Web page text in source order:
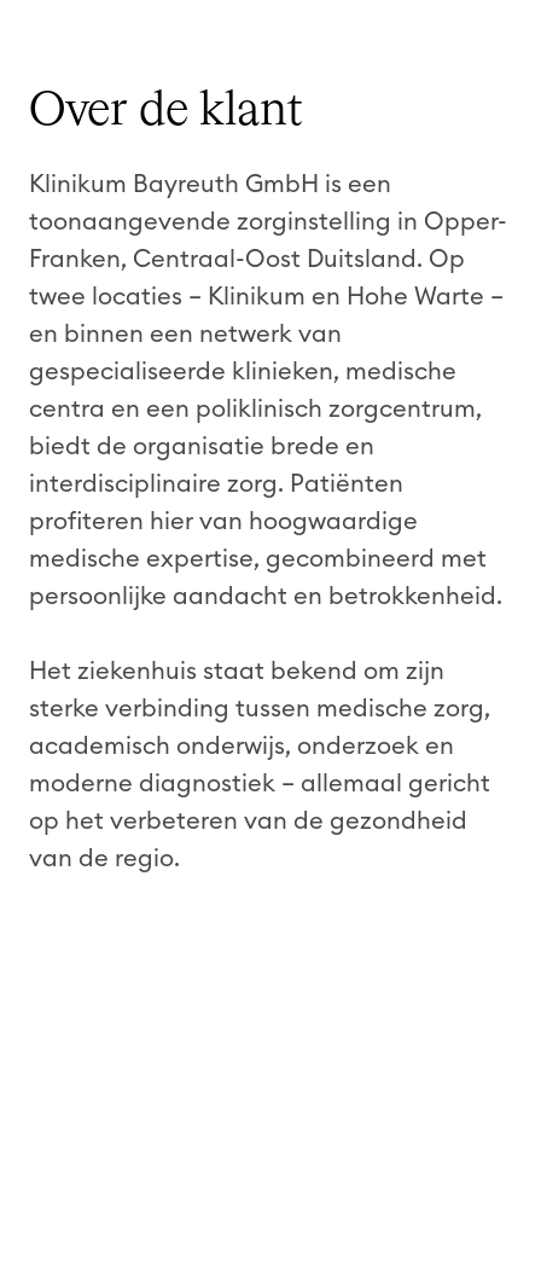
Over de klant
Klinikum Bayreuth GmbH is een
toonaangevende zorginstelling in Opper-
Franken, Centraal-Oost Duitsland. Op
twee locaties – Klinikum en Hohe Warte –
en binnen een netwerk van
gespecialiseerde klinieken, medische
centra en een poliklinisch zorgcentrum,
biedt de organisatie brede en
interdisciplinaire zorg. Patiënten
profiteren hier van hoogwaardige
medische expertise, gecombineerd met
persoonlijke aandacht en betrokkenheid.
Het ziekenhuis staat bekend om zijn
sterke verbinding tussen medische zorg,
academisch onderwijs, onderzoek en
moderne diagnostiek – allemaal gericht
op het verbeteren van de gezondheid
van de regio.